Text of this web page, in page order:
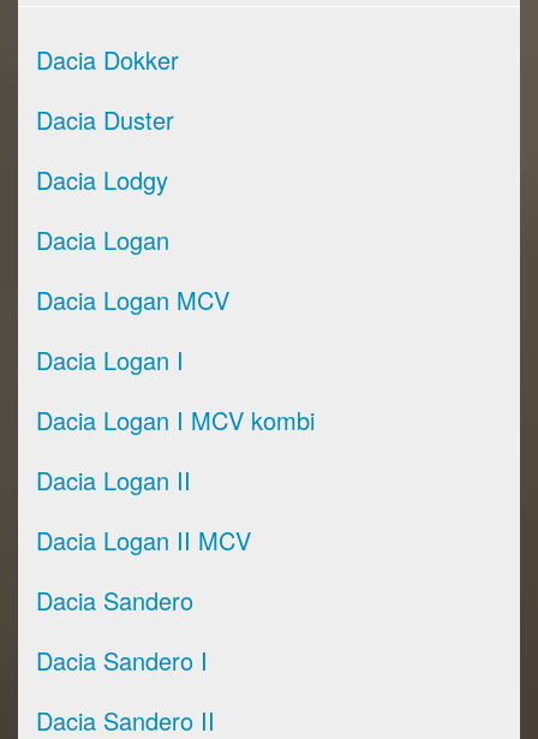
Dacia Dokker
Dacia Duster
Dacia Lodgy
Dacia Logan
Dacia Logan MCV
Dacia Logan I
Dacia Logan I MCV kombi
Dacia Logan II
Dacia Logan II MCV
Dacia Sandero
Dacia Sandero I
Dacia Sandero II